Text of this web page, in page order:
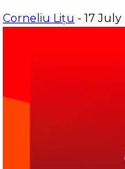
Corneliu Lițu - 17